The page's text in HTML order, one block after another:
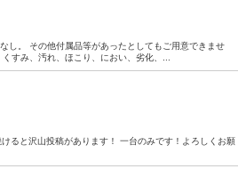
し。 その他付属品等があったとしてもご用意できませ
すみ、汚れ、ほこり、におい、劣化、...
ると沢山投稿があります！ 一台のみです！よろしくお願